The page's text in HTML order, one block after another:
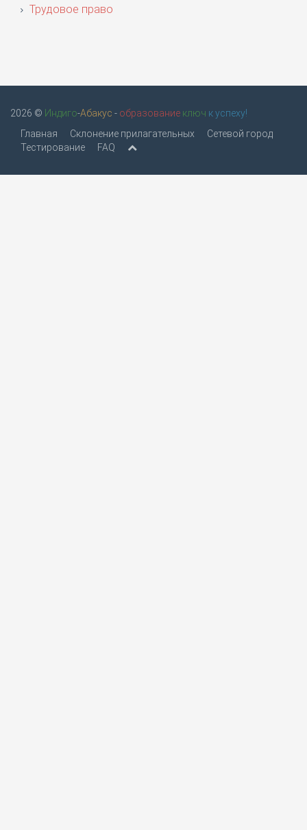
Трудовое право
2026 © Индиго-Абакус - образование ключ к успеху!
Главная
Склонение прилагательных
Сетевой город
Тестирование
FAQ